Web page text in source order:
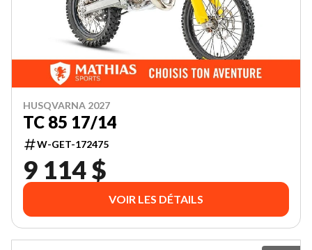
HUSQVARNA 2027
TC 85 17/14
W-GET-172475
9 114 $
VOIR LES DÉTAILS